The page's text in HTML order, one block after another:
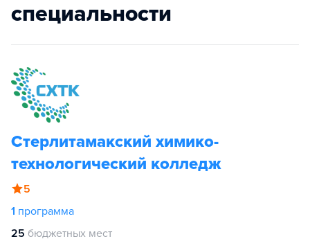
специальности
Стерлитамакский химико-
технологический колледж
5
1 программа
25 бюджетных мест